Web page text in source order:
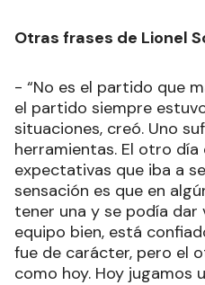
Otras frases de Lionel
- “No es el partido que
el partido siempre
situaciones, creó. Uno
herramientas. El otro día
expectativas que iba a
sensación es que en
tener una y se podía dar
equipo bien, está
fue de carácter, pero el
como hoy. Hoy jugamos